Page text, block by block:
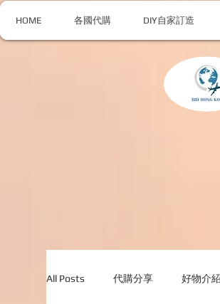
HOME 各國代購 DIY自家訂造
All Posts 代購分享 好物介紹